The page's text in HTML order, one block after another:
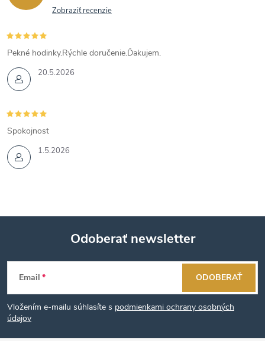
Zobraziť recenzie
20.5.2026
Pekné hodinky.Rýchle doručenie.Ďakujem.
1.5.2026
Spokojnost
Z
á
p
Odoberať newsletter
Email
Vložením e-mailu súhlasíte s podmienkami ochrany osobných
údajov
ODOBERAŤ